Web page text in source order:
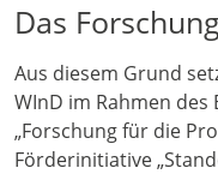
Das
Aus diesem Grund
WInD im Rahmen des
„Forschung für die
Förderinitiative